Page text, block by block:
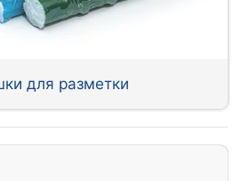
для разметки